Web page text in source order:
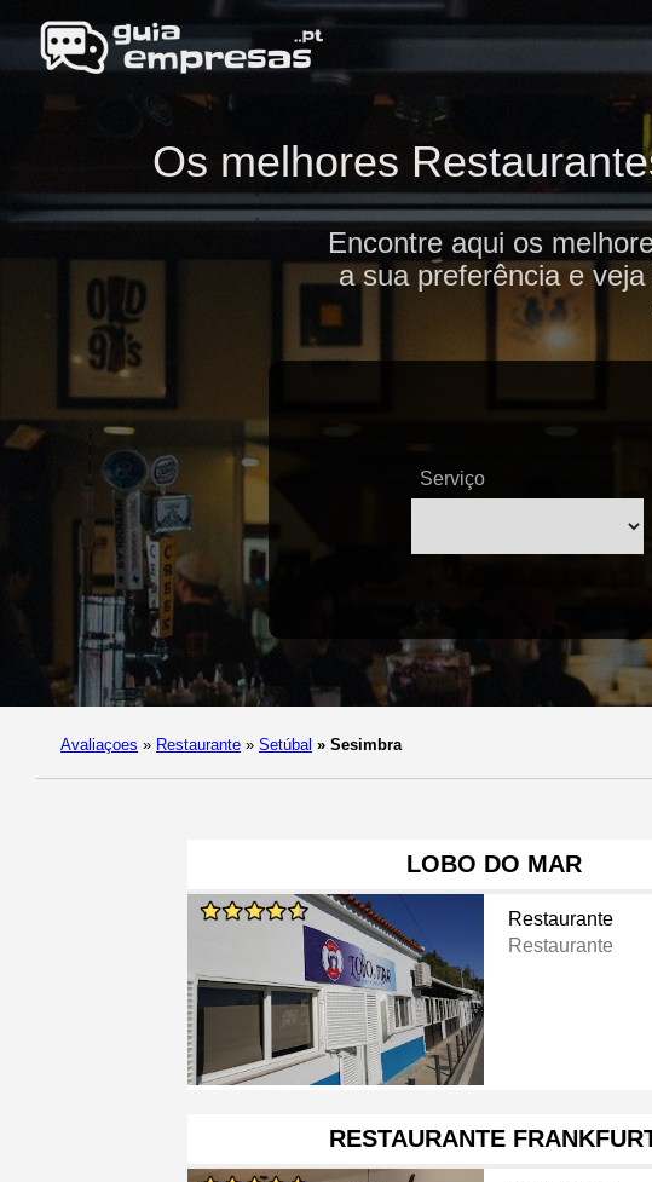
Os melhores
Encontre aqui os
a sua preferência e
Serviço
Avaliaçoes » Restaurante » Setúbal » Sesimbra
LOBO DO MAR
Restaurante
Restaurante
RESTAURANTE